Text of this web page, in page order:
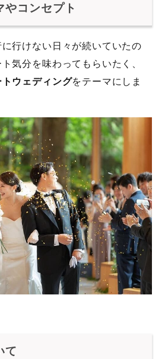
やコンセプト
行けない日々が続いていたの
気分を味わってもらいたく、
トウェディングをテーマにしま
て